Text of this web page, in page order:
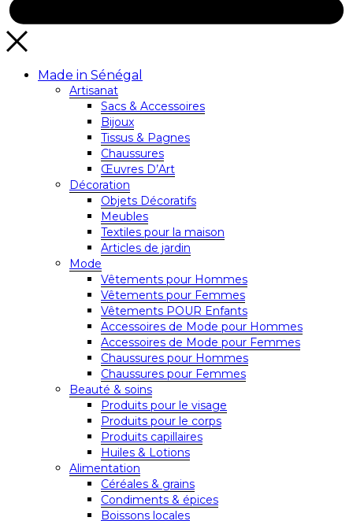
Made in Sénégal
Artisanat
Sacs & Accessoires
Bijoux
Tissus & Pagnes
Chaussures
Œuvres D’Art
Décoration
Objets Décoratifs
Meubles
Textiles pour la maison
Articles de jardin
Mode
Vêtements pour Hommes
Vêtements pour Femmes
Vêtements POUR Enfants
Accessoires de Mode pour Hommes
Accessoires de Mode pour Femmes
Chaussures pour Hommes
Chaussures pour Femmes
Beauté & soins
Produits pour le visage
Produits pour le corps
Produits capillaires
Huiles & Lotions
Alimentation
Céréales & grains
Condiments & épices
Boissons locales